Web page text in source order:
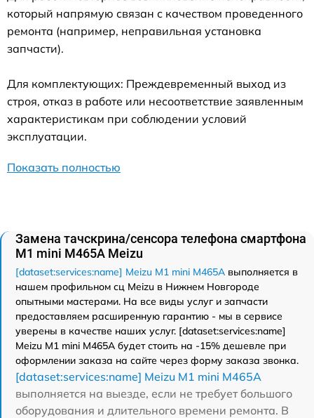
который напрямую связан с качеством проведенного
ремонта (например, неправильная установка
запчасти).
Для комплектующих: Преждевременный выход из
строя, отказ в работе или несоответствие заявленным
характеристикам при соблюдении условий
эксплуатации.
Показать полностью
Замена тачскрина/сенсора телефона смартфона
M1 mini M465A Meizu
[dataset:services:name] Meizu M1 mini M465A выполняется в
нашем профильном сц Meizu в Нижнем Новгороде
опытными мастерами. На все виды услуг и запчасти
предоставляем расширенную гарантию - мы в сервисе
уверены в качестве наших услуг. [dataset:services:name]
Meizu M1 mini M465A будет стоить на -15% дешевле при
оформлении заказа на сайте через форму заказа звонка.
[dataset:services:name] Meizu M1 mini M465A
выполняется на выезде, если не требует большого
оборудования и длительного времени ремонта. В